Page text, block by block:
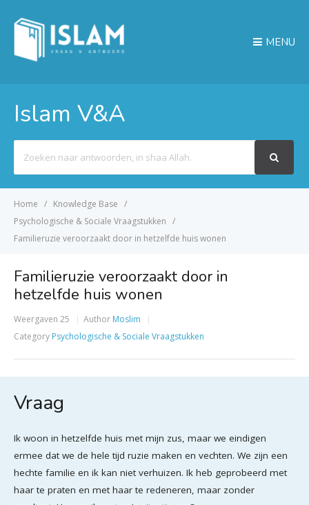
MENU
Islam V&A
For
Home
Knowledge Base
Psychologische & Sociale Vraagstukken
Familieruzie veroorzaakt door in hetzelfde huis wonen
Familieruzie veroorzaakt door in
hetzelfde huis wonen
Weergaven 25 Author Moslim
Category Psychologische & Sociale Vraagstukken
Vraag
Ik woon in hetzelfde huis met mijn zus, maar we eindigen
ermee dat we de hele tijd ruzie maken en vechten. We zijn een
hechte familie en ik kan niet verhuizen. Ik heb geprobeerd met
haar te praten en met haar te redeneren, maar zonder